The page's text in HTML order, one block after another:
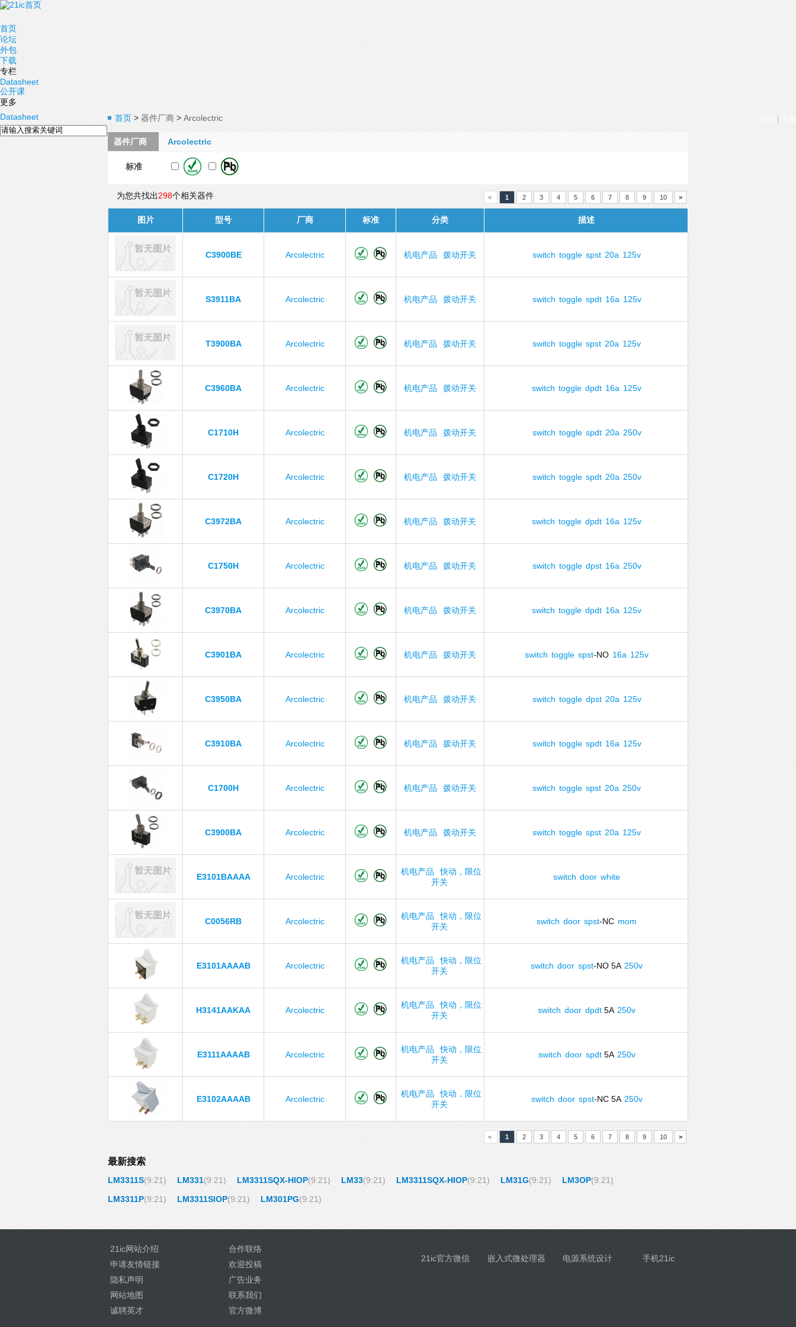
首页
论坛
外包
下载
专栏
Datasheet
公开课
更多
|
Datasheet 首页 > 器件厂商 > Arcolectric
器件厂商 Arcolectric
标准
为您共找出298个相关器件 < 1 2 3 4 5 6 7 8 9 10 >
图片 型号 厂商 标准 分类 描述
C3900BE Arcolectric 机电产品 拨动开关 switch toggle spst 20a 125v
S3911BA Arcolectric 机电产品 拨动开关 switch toggle spdt 16a 125v
T3900BA Arcolectric 机电产品 拨动开关 switch toggle spst 20a 125v
C3960BA Arcolectric 机电产品 拨动开关 switch toggle dpdt 16a 125v
C1710H Arcolectric 机电产品 拨动开关 switch toggle spdt 20a 250v
C1720H Arcolectric 机电产品 拨动开关 switch toggle spdt 20a 250v
C3972BA Arcolectric 机电产品 拨动开关 switch toggle dpdt 16a 125v
C1750H Arcolectric 机电产品 拨动开关 switch toggle dpst 16a 250v
C3970BA Arcolectric 机电产品 拨动开关 switch toggle dpdt 16a 125v
C3901BA Arcolectric 机电产品 拨动开关 switch toggle spst-NO 16a 125v
C3950BA Arcolectric 机电产品 拨动开关 switch toggle dpst 20a 125v
C3910BA Arcolectric 机电产品 拨动开关 switch toggle spdt 16a 125v
C1700H Arcolectric 机电产品 拨动开关 switch toggle spst 20a 250v
C3900BA Arcolectric 机电产品 拨动开关 switch toggle spst 20a 125v
E3101BAAAA Arcolectric
机电产品
快动，限位
开关
switch door white
C0056RB Arcolectric
机电产品
快动，限位
开关
switch door spst-NC mom
E3101AAAAB Arcolectric
机电产品
快动，限位
开关
switch door spst-NO 5A 250v
H3141AAKAA Arcolectric
机电产品
快动，限位
开关
switch door dpdt 5A 250v
E3111AAAAB Arcolectric
机电产品
快动，限位
开关
switch door spdt5A 250v
E3102AAAAB Arcolectric
机电产品
快动，限位
开关
switch door spst-NC 5A 250v
< 1 2 3 4 5 6 7 8 9 10 >
最新搜索
LM3311S(9:21) LM331(9:21) LM3311SQX-HIOP(9:21) LM33(9:21) LM3311SQX-HIOP(9:21) LM31G(9:21) LM3OP(9:21)
LM3311P(9:21) LM3311SIOP(9:21) LM301PG(9:21)
21ic网站介绍
合作联络
申请友情链接
欢迎投稿
隐私声明
广告业务
网站地图
联系我们
诚聘英才
官方微博
21ic官方微信 嵌入式微处理器 电源系统设计 手机21ic